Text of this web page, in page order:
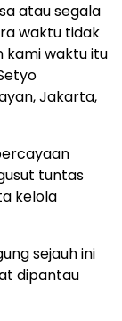
atau segala
waktu tidak
kami waktu itu
Jakarta,
tuntas
kelola
sejauh ini
dipantau